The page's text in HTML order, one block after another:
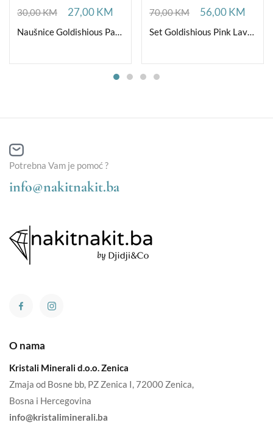
30,00KM 27,00KM
Naušnice Goldishious Pave Red
70,00KM 56,00KM
Set Goldishious Pink Lavanda
Potrebna Vam je pomoć ?
info@nakitnakit.ba
O nama
Kristali Minerali d.o.o. Zenica
Zmaja od Bosne bb, PZ Zenica I, 72000 Zenica,
Bosna i Hercegovina
info@kristaliminerali.ba